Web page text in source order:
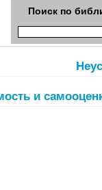
Поиск по
и